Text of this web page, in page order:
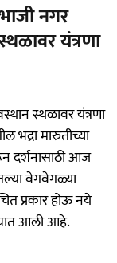
नगर
यंत्रणा
स्थळावर यंत्रणा
मारुतीच्या
दर्शनासाठी आज
वेगवेगळ्या
प्रकार होऊ नये
आली आहे.